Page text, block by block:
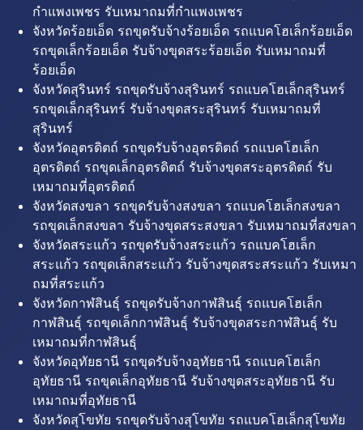
กำแพงเพชร รับเหมาถมที่กำแพงเพชร
จังหวัดร้อยเอ็ด รถขุดรับจ้างร้อยเอ็ด รถแบคโฮเล็กร้อยเอ็ด
รถขุดเล็กร้อยเอ็ด รับจ้างขุดสระร้อยเอ็ด รับเหมาถมที่
ร้อยเอ็ด
จังหวัดสุรินทร์ รถขุดรับจ้างสุรินทร์ รถแบคโฮเล็กสุรินทร์
รถขุดเล็กสุรินทร์ รับจ้างขุดสระสุรินทร์ รับเหมาถมที่
สุรินทร์
จังหวัดอุตรดิตถ์ รถขุดรับจ้างอุตรดิตถ์ รถแบคโฮเล็ก
อุตรดิตถ์ รถขุดเล็กอุตรดิตถ์ รับจ้างขุดสระอุตรดิตถ์ รับ
เหมาถมที่อุตรดิตถ์
จังหวัดสงขลา รถขุดรับจ้างสงขลา รถแบคโฮเล็กสงขลา
รถขุดเล็กสงขลา รับจ้างขุดสระสงขลา รับเหมาถมที่สงขลา
จังหวัดสระแก้ว รถขุดรับจ้างสระแก้ว รถแบคโฮเล็ก
สระแก้ว รถขุดเล็กสระแก้ว รับจ้างขุดสระสระแก้ว รับเหมา
ถมที่สระแก้ว
จังหวัดกาฬสินธุ์ รถขุดรับจ้างกาฬสินธุ์ รถแบคโฮเล็ก
กาฬสินธุ์ รถขุดเล็กกาฬสินธุ์ รับจ้างขุดสระกาฬสินธุ์ รับ
เหมาถมที่กาฬสินธุ์
จังหวัดอุทัยธานี รถขุดรับจ้างอุทัยธานี รถแบคโฮเล็ก
อุทัยธานี รถขุดเล็กอุทัยธานี รับจ้างขุดสระอุทัยธานี รับ
เหมาถมที่อุทัยธานี
จังหวัดสุโขทัย รถขุดรับจ้างสุโขทัย รถแบคโฮเล็กสุโขทัย